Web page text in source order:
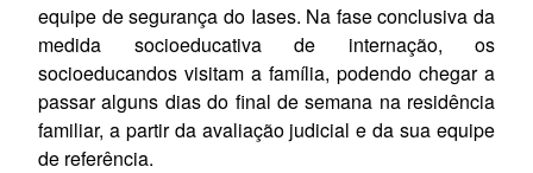
equipe de segurança do Iases. Na fase conclusiva da
medida socioeducativa de internação, os
socioeducandos visitam a família, podendo chegar a
passar alguns dias do final de semana na residência
familiar, a partir da avaliação judicial e da sua equipe
de referência.